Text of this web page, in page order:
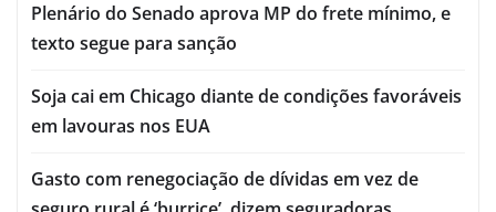
Plenário do Senado aprova MP do frete mínimo, e
texto segue para sanção
Soja cai em Chicago diante de condições favoráveis
em lavouras nos EUA
Gasto com renegociação de dívidas em vez de